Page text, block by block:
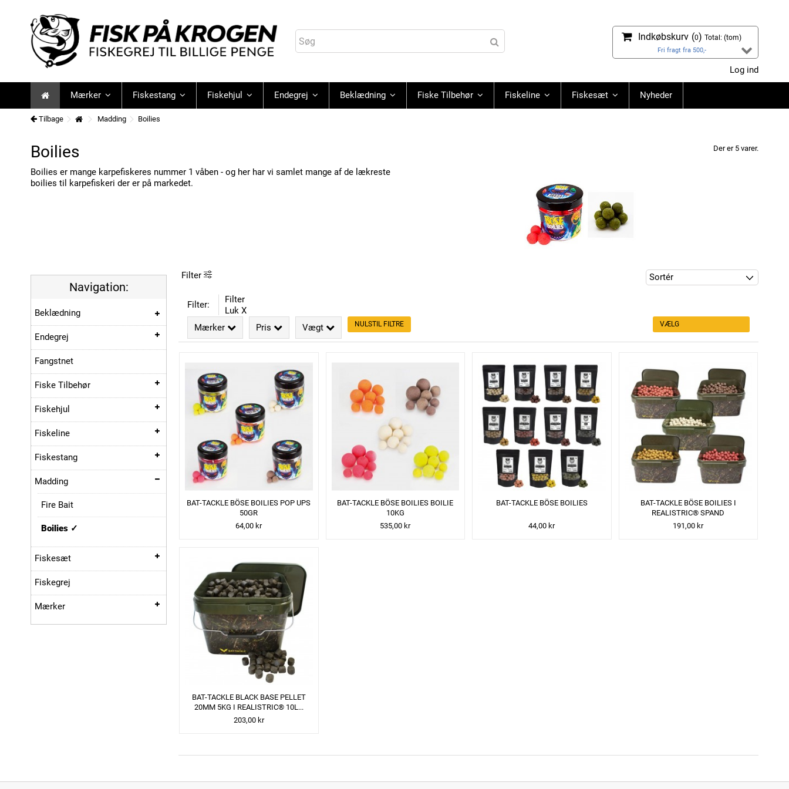
Indkøbskurv (0) Total: (tom)
Fri fragt fra 500,-
Log ind
Mærker Fiskestang Fiskehjul Endegrej Beklædning Fiske Tilbehør Fiskeline Fiskesæt Nyheder
Tilbage Madding Boilies
Boilies Der er 5 varer.
Boilies er mange karpefiskeres nummer 1 våben - og her har vi samlet mange af de lækreste
boilies til karpefiskeri der er på markedet.
Filter
Filter:
Filter
Luk X
Mærker
Pris Vægt NULSTIL FILTRE VÆLG
BAT-TACKLE BÖSE BOILIES POP UPS
50GR
64,00 kr
BAT-TACKLE BÖSE BOILIES BOILIE
10KG
535,00 kr
BAT-TACKLE BÖSE BOILIES
44,00 kr
BAT-TACKLE BÖSE BOILIES I
REALISTRIC® SPAND
191,00 kr
BAT-TACKLE BLACK BASE PELLET
20MM 5KG I REALISTRIC® 10L...
203,00 kr
Navigation:
Beklædning
Endegrej
Fangstnet
Fiske Tilbehør
Fiskehjul
Fiskeline
Fiskestang
Madding
Fire Bait
Boilies
Fiskesæt
Fiskegrej
Mærker